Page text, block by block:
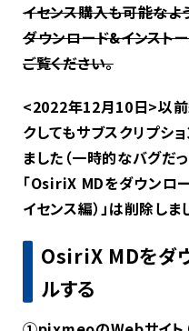
イセンス購入も可能なよ
ダウンロード&インストー
ご覧ください。
<2022年12月10日>以前
クしてもサブスクリプシ
ました（一時的なバグだっ
「OsiriX MDをダウンロ
イセンス編）」は削除しま
OsiriX MDをダ
ルする